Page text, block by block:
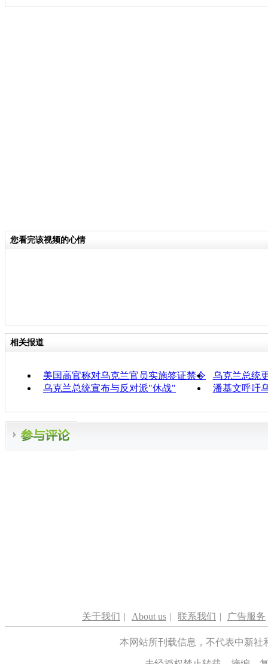
您看完该视频的心情
相关报道
美国高官称对乌克兰官员实施签证禁令
乌克兰总统
乌克兰总统宣布与反对派"休战"
潘基文呼吁
关于我们 | About us | 联系我们 | 广告服务
本网站所刊载信息，不代表中新